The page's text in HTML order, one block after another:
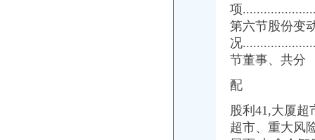
项
第六节股份变
况
节董事、 共分
配
股利41,大厦
超市、重大